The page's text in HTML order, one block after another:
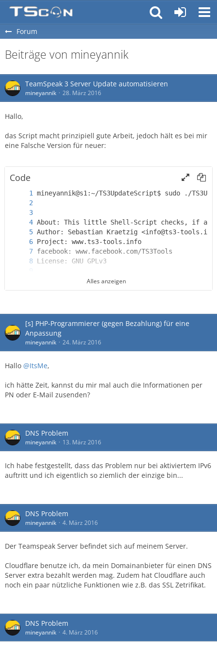
Forum
Beiträge von mineyannik
TeamSpeak 3 Server Update automatisieren
mineyannik 28. März 2016
Hallo,
das Script macht prinzipiell gute Arbeit, jedoch hält es bei mir
eine Falsche Version für neuer:
Code
Alles anzeigen
[s] PHP-Programmierer (gegen Bezahlung) für eine
Anpassung
mineyannik 24. März 2016
Hallo @ItsMe,
ich hätte Zeit, kannst du mir mal auch die Informationen per
PN oder E-Mail zusenden?
DNS Problem
mineyannik 13. März 2016
Ich habe festgestellt, dass das Problem nur bei aktiviertem IPv6
auftritt und ich eigentlich so ziemlich der einzige bin...
DNS Problem
mineyannik 4. März 2016
Der Teamspeak Server befindet sich auf meinem Server.
Cloudflare benutze ich, da mein Domainanbieter für einen DNS
Server extra bezahlt werden mag. Zudem hat Cloudflare auch
noch ein paar nützliche Funktionen wie z.B. das SSL Zetrifikat.
DNS Problem
mineyannik 4. März 2016